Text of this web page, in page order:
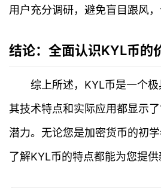
快
专
百
用户充分调研，避免盲目跟风，
结论：全面认识KYL币的
综上所述，KYL币是一个极
其技术特点和实际应用都显示
潜力。无论您是加密货币的初学
了解KYL币的特点都能为您提供